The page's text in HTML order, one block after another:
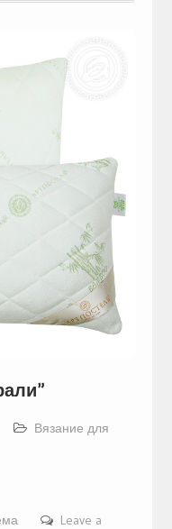
Вязание для
Leave a